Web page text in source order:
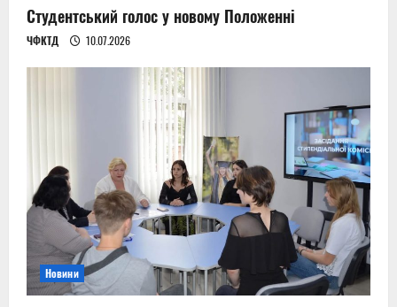
Студентський голос у новому Положенні
ЧФКТД 10.07.2026
Новини